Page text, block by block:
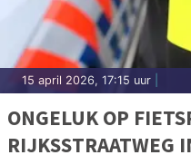
15 april 2026, 17:15 uur
ONGELUK OP
RIJKSSTRAATWEG